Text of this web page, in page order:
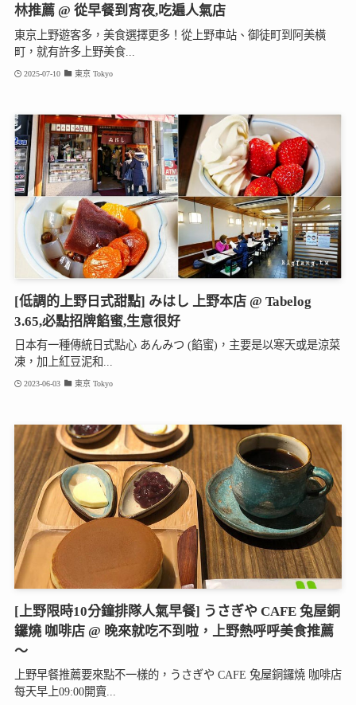
林推薦 @ 從早餐到宵夜,吃遍人氣店
東京上野遊客多，美食選擇更多！從上野車站、御徒町到阿美橫
町，就有許多上野美食...
2025-07-10 東京 Tokyo
[低調的上野日式甜點] みはし 上野本店 @ Tabelog
3.65,必點招牌餡蜜,生意很好
日本有一種傳統日式點心 あんみつ (餡蜜)，主要是以寒天或是涼菜
凍，加上紅豆泥和...
2023-06-03 東京 Tokyo
[上野限時10分鐘排隊人氣早餐] うさぎや CAFE 兔屋銅
鑼燒 咖啡店 @ 晚來就吃不到啦，上野熱呼呼美食推薦
～
上野早餐推薦要來點不一樣的，うさぎや CAFE 兔屋銅鑼燒 咖啡店
每天早上09:00開賣...